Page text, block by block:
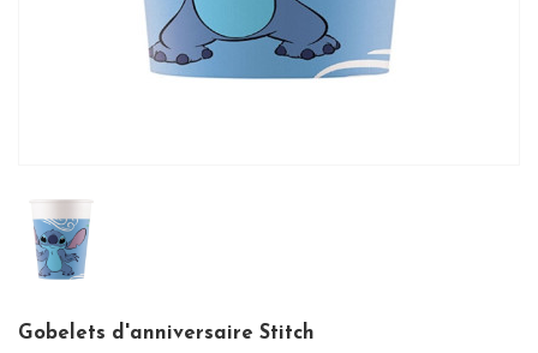
Gobelets d'anniversaire Stitch